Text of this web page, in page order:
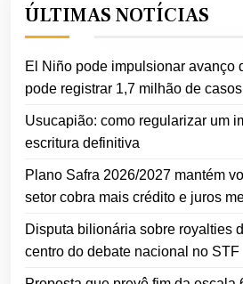
ÚLTIMAS NOTÍCIAS
El Niño pode impulsionar avanço
pode registrar 1,7 milhão de
Usucapião: como regularizar um
escritura definitiva
Plano Safra 2026/2027 mantém
setor cobra mais crédito e juros
Disputa bilionária sobre royalties
centro do debate nacional no STF